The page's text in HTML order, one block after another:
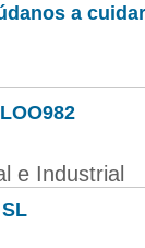
a
e Industrial